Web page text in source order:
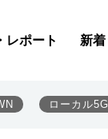
レポート 新着
ローカル5G